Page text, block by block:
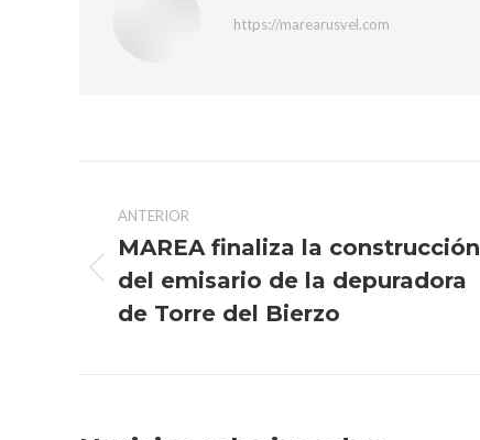
https://marearusvel.com
entre
publicaciones
ANTERIOR
Publicación
anterior:
MAREA finaliza la construcción
del emisario de la depuradora
de Torre del Bierzo